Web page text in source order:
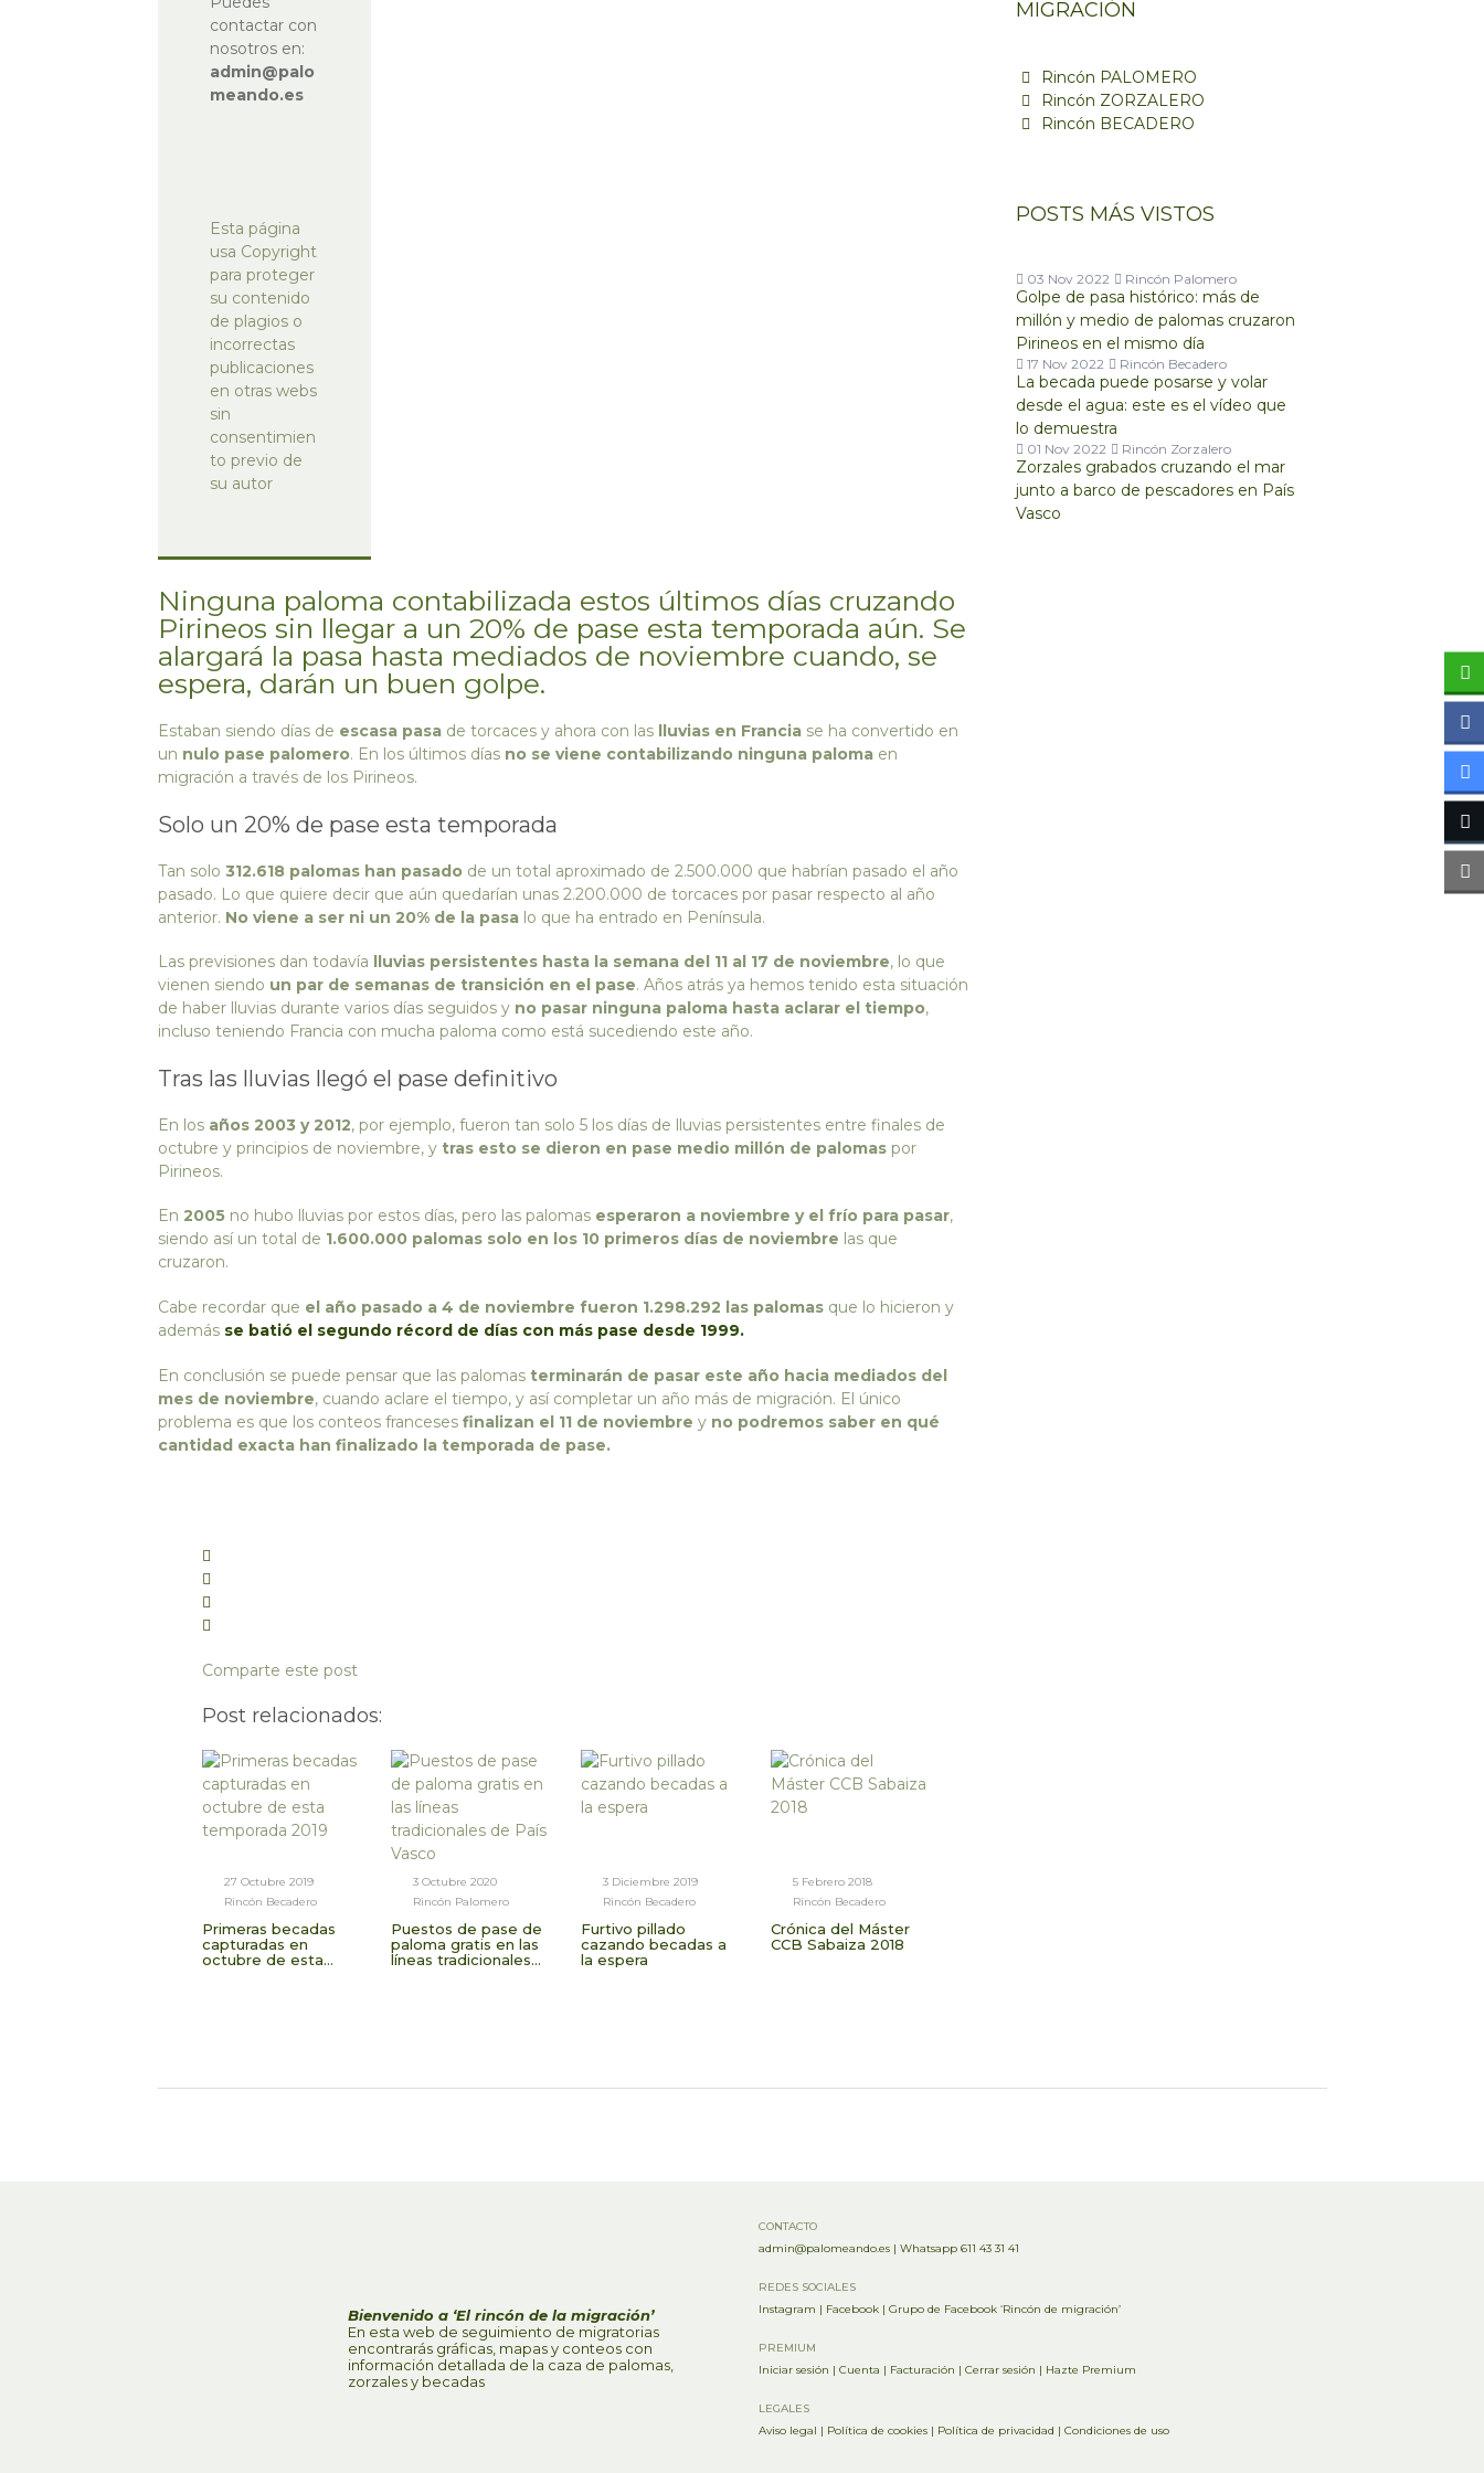
n
e
t
a
r
t
contactar con
nosotros en:
admin@palo
meando.es
Esta página
usa Copyright
para proteger
su contenido
de plagios o
incorrectas
publicaciones
en otras webs
sin
consentimien
to previo de
su autor
Ninguna paloma contabilizada estos últimos días cruzando
Pirineos sin llegar a un 20% de pase esta temporada aún. Se
alargará la pasa hasta mediados de noviembre cuando, se
espera, darán un buen golpe.
Estaban siendo días de escasa pasade torcaces y ahora con las lluvias en Franciase ha convertido en
un nulo pase palomero. En los últimos días no se viene contabilizando ninguna palomaen
migración a través de los Pirineos.
Solo un 20% de pase esta temporada
Tan solo 312.618 palomas han pasado de un total aproximado de 2.500.000 que habrían pasado el año
pasado. Lo que quiere decir que aún quedarían unas 2.200.000 de torcaces por pasar respecto al año
anterior. No viene a ser ni un 20% de la pasalo que ha entrado en Península.
Las previsiones dan todavía lluvias persistentes hasta la semana del 11 al 17 de noviembre, lo que
vienen siendo un par de semanas de transición en el pase. Años atrás ya hemos tenido esta situación
de haber lluvias durante varios días seguidos y no pasar ninguna paloma hasta aclarar el tiempo,
incluso teniendo Francia con mucha paloma como está sucediendo este año.
Tras las lluvias llegó el pase definitivo
En los años 2003 y 2012, por ejemplo, fueron tan solo 5 los días de lluvias persistentes entre finales de
octubre y principios de noviembre, y tras esto se dieron en pase medio millón de palomaspor
Pirineos.
En 2005no hubo lluvias por estos días, pero las palomas esperaron a noviembre y el frío para pasar,
siendo así un total de 1.600.000 palomas solo en los 10 primeros días de noviembre las que
cruzaron.
Cabe recordar que el año pasado a 4 de noviembre fueron 1.298.292 las palomasque lo hicieron y
además se batió el segundo récord de días con más pase desde 1999.
En conclusión se puede pensar que las palomas terminarán de pasar este año hacia mediados del
mes de noviembre, cuando aclare el tiempo, y así completar un año más de migración. El único
problema es que los conteos franceses finalizan el 11 de noviembre y no podremos saber en qué
cantidad exacta han finalizado la temporada de pase.
Comparte este post
Post relacionados:
27 Octubre 2019
Rincón Becadero
Primeras becadas
capturadas en
octubre de esta
3 Octubre 2020
Rincón Palomero
Puestos de pase de
paloma gratis en las
líneas tradicionales
3 Diciembre 2019
Rincón Becadero
Furtivo pillado
cazando becadas a
la espera
5 Febrero 2018
Rincón Becadero
Crónica del Máster
CCB Sabaiza 2018
MIGRACIÓN
Rincón PALOMERO
Rincón ZORZALERO
Rincón BECADERO
POSTS MÁS VISTOS
03 Nov 2022 Rincón Palomero
Golpe de pasa histórico: más de
millón y medio de palomas cruzaron
Pirineos en el mismo día
17 Nov 2022 Rincón Becadero
La becada puede posarse y volar
desde el agua: este es el vídeo que
lo demuestra
01 Nov 2022 Rincón Zorzalero
Zorzales grabados cruzando el mar
junto a barco de pescadores en País
Vasco
Bienvenido a ‘El rincón de la migración’
En esta web de seguimiento de migratorias
encontrarás gráficas, mapas y conteos con
información detallada de la caza de palomas,
zorzales y becadas
CONTACTO
admin@palomeando.es | Whatsapp 611 43 31 41
REDES SOCIALES
Instagram | Facebook | Grupo de Facebook ‘Rincón de migración’
PREMIUM
Iniciar sesión | Cuenta | Facturación | Cerrar sesión | Hazte Premium
LEGALES
Aviso legal | Política de cookies | Política de privacidad | Condiciones de uso